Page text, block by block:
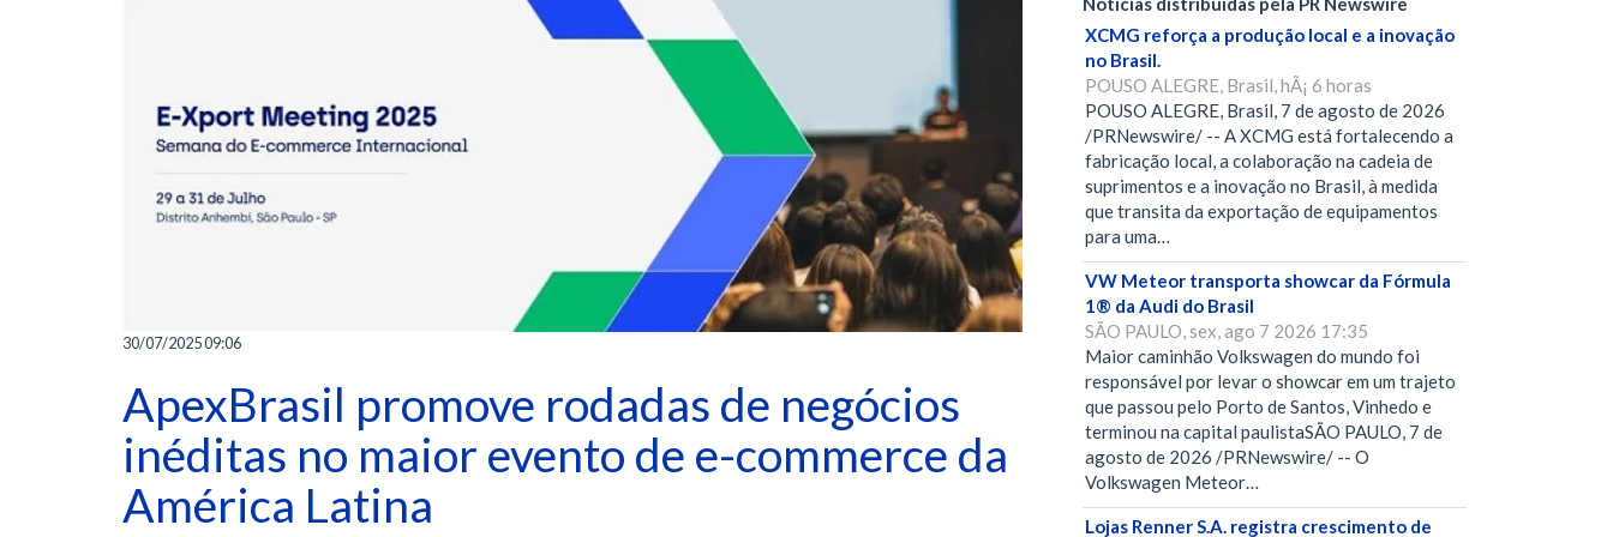
30/07/2025 09:06
ApexBrasil promove rodadas de negócios
inéditas no maior evento de e-commerce da
América Latina
XCMG reforça a produção local e a inovação
no Brasil.
POUSO ALEGRE, Brasil, hÃ¡ 6 horas
POUSO ALEGRE, Brasil, 7 de agosto de 2026
/PRNewswire/ -- A XCMG está fortalecendo a
fabricação local, a colaboração na cadeia de
suprimentos e a inovação no Brasil, à medida
que transita da exportação de equipamentos
para uma…
VW Meteor transporta showcar da Fórmula
1® da Audi do Brasil
SÃO PAULO, sex, ago 7 2026 17:35
Maior caminhão Volkswagen do mundo foi
responsável por levar o showcar em um trajeto
que passou pelo Porto de Santos, Vinhedo e
terminou na capital paulistaSÃO PAULO, 7 de
agosto de 2026 /PRNewswire/ -- O
Volkswagen Meteor…
Lojas Renner S.A. registra crescimento de